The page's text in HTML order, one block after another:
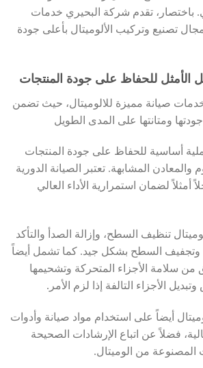
باختصار، تقدم شركة البحيري خدمات
تصنيع وتركيب الألوميتال بأعلى جودة
الأمثل للحفاظ على جودة المنتجات
صيانة مميزة للالوميتال، حيث تضمن
ومتانتها على المدى الطويل
أساسية للحفاظ على جودة المنتجات
والمعادن المشابهة. تعتبر الصيانة الدورية
أمثلاً لضمان استمرارية الأداء العالي
تنظيف السطح، وإزالة الصدأ والتأكد
وتجفيف السطح بشكل جيد. كما تشمل أيضاً
من سلامة الأجزاء المتحركة وتشحيمها
الأجزاء التالفة إذا لزم الأمر.
أيضاً على استخدام مواد صيانة وأدوات
فضلاً عن اتباع الإرشادات الصحيحة
المصنوعة من الوميتال.